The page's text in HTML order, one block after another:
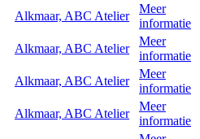
Alkmaar, ABC Atelier
Meer
informatie
Alkmaar, ABC Atelier
Meer
informatie
Alkmaar, ABC Atelier
Meer
informatie
Alkmaar, ABC Atelier
Meer
informatie